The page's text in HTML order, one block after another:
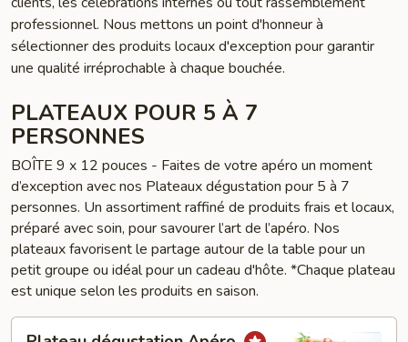
professionnel. Nous mettons un point d'honneur à
sélectionner des produits locaux d'exception pour garantir
une qualité irréprochable à chaque bouchée.
PLATEAUX POUR 5 À 7
PERSONNES
BOÎTE 9 x 12 pouces - Faites de votre apéro un moment
d’exception avec nos Plateaux dégustation pour 5 à 7
personnes. Un assortiment raffiné de produits frais et locaux,
préparé avec soin, pour savourer l’art de l’apéro. Nos
plateaux favorisent le partage autour de la table pour un
petit groupe ou idéal pour un cadeau d'hôte. *Chaque plateau
est unique selon les produits en saison.